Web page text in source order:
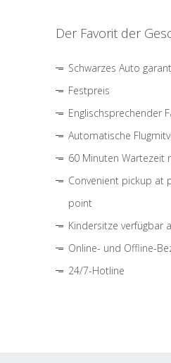
Der Favorit der
Schwarzes Auto
Festpreis
Englischsprechender
Automatische
60 Minuten Wartezeit
Convenient pickup at
point
Kindersitze verfügbar
Online- und Offline-
24/7-Hotline